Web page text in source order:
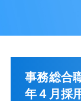
事務総合
年４月採